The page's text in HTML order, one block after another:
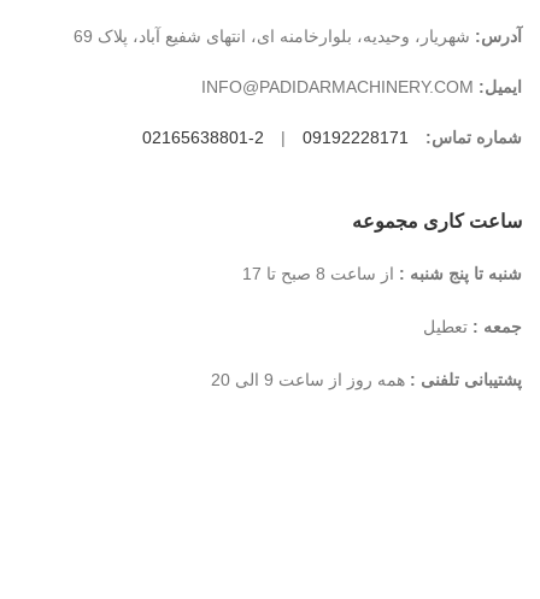
آدرس: شهریار، وحیدیه، بلوارخامنه ای، انتهای شفیع آباد، پلاک 69
ایمیل:
شماره تماس: 09192228171
|
2-02165638801
ساعت کاری مجموعه
شنبه تا پنج شنبه : از ساعت 8 صبح تا 17
جمعه : تعطیل
پشتیبانی تلفنی : همه روز از ساعت 9 الی 20